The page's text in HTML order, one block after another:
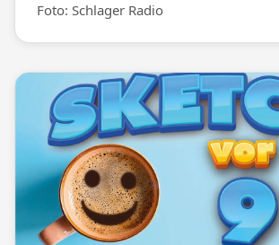
Foto: Schlager Radio